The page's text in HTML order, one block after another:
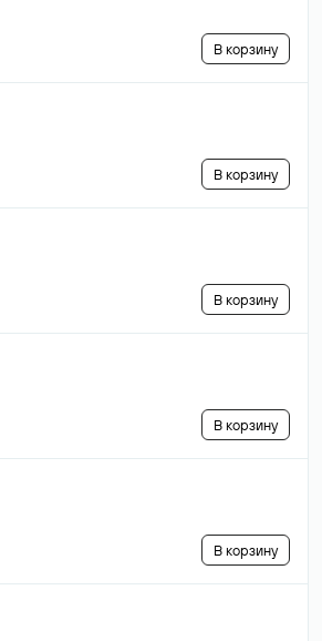
В корзину
В корзину
В корзину
В корзину
В корзину